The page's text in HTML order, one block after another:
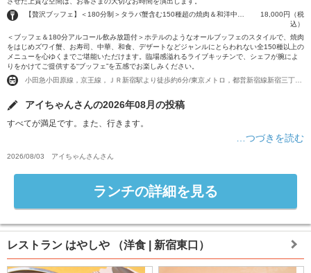
18,000円（税
込）
＜ブッフェ＆180分アルコール飲み放題付＞ホテルのようなオールブッフェのスタイルで、焼肉
をはじめズワイ蟹、お寿司、中華、和食、デザートなどジャンルにとらわれない全150種以上の
メニューを心ゆくまでご堪能いただけます。臨場感溢れるライブキッチンで、シェフが腕によ
りをかけてご提供する“ブッフェ”を五感でお楽しみください。
アイちゃんさんの2026年08月の投稿
すべてが満足です。また、行きます。
…つづきを読む
2026/08/03 アイちゃんさん さん
ランチの詳細を見る
レストラン はやしや （洋食 | 新宿東口）